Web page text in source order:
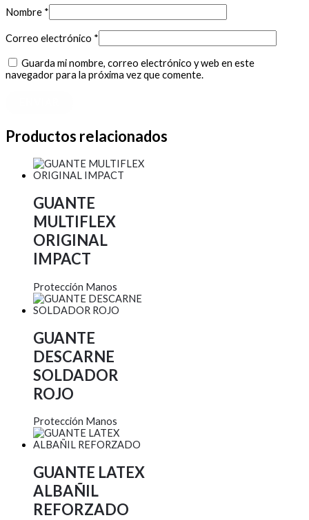
Nombre *
Correo electrónico *
Guarda mi nombre, correo electrónico y web en este
navegador para la próxima vez que comente.
Productos relacionados
GUANTE
MULTIFLEX
ORIGINAL
IMPACT
Protección Manos
GUANTE
DESCARNE
SOLDADOR
ROJO
Protección Manos
GUANTE LATEX
ALBAÑIL
REFORZADO